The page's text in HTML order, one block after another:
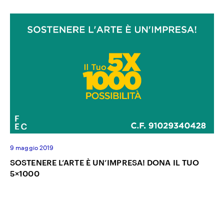
9 maggio 2019
SOSTENERE L’ARTE È UN’IMPRESA! DONA IL TUO
5×1000